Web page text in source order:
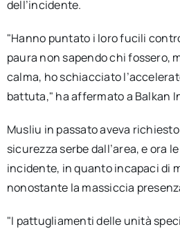
dell’incidente.
"Hanno puntato i loro fucili
paura non sapendo chi fossero,
calma, ho schiacciato
battuta," ha affermato a Balkan
Musliu in passato aveva
sicurezza serbe dall’area, e ora
incidente, in quanto incapaci di
nonostante la massiccia
"I pattugliamenti delle unità